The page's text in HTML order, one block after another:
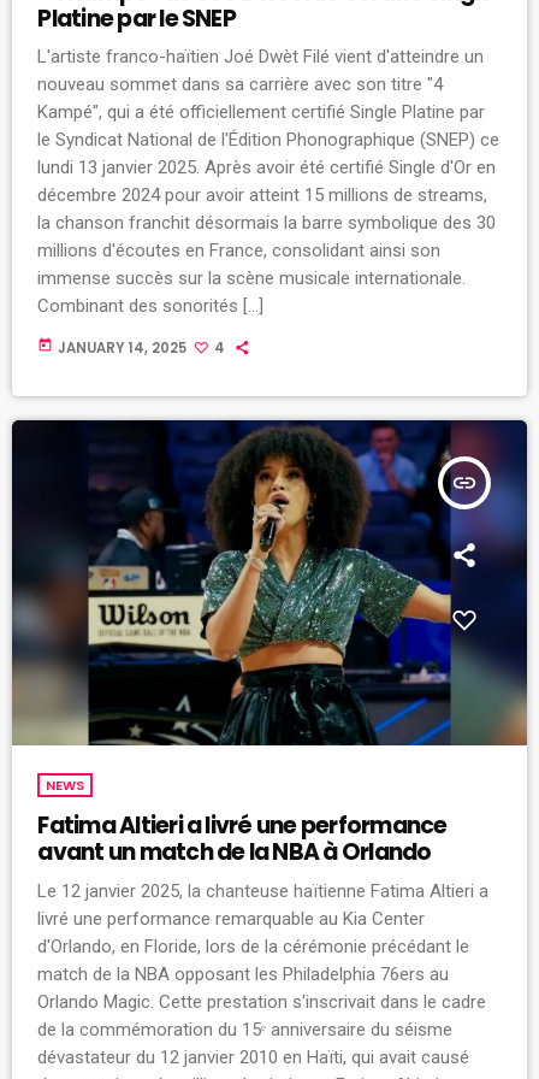
Platine par le SNEP
L'artiste franco-haïtien Joé Dwèt Filé vient d'atteindre un
nouveau sommet dans sa carrière avec son titre "4
Kampé", qui a été officiellement certifié Single Platine par
le Syndicat National de l'Édition Phonographique (SNEP) ce
lundi 13 janvier 2025. Après avoir été certifié Single d'Or en
décembre 2024 pour avoir atteint 15 millions de streams,
la chanson franchit désormais la barre symbolique des 30
millions d'écoutes en France, consolidant ainsi son
immense succès sur la scène musicale internationale.
Combinant des sonorités […]
today JANUARY 14, 2025 4
insert_link
NEWS
Fatima Altieri a livré une performance
avant un match de la NBA à Orlando
Le 12 janvier 2025, la chanteuse haïtienne Fatima Altieri a
livré une performance remarquable au Kia Center
d'Orlando, en Floride, lors de la cérémonie précédant le
match de la NBA opposant les Philadelphia 76ers au
Orlando Magic. Cette prestation s'inscrivait dans le cadre
de la commémoration du 15ᵉ anniversaire du séisme
dévastateur du 12 janvier 2010 en Haïti, qui avait causé